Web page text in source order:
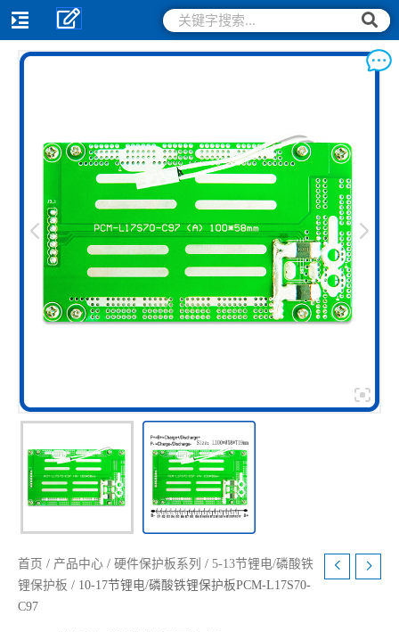
跳
至
搜
索
搜
索
首页 / 产品中心 / 硬件保护板系列 / 5-13节锂电/磷酸铁
锂保护板 / 10-17节锂电/磷酸铁锂保护板PCM-L17S70-
C97